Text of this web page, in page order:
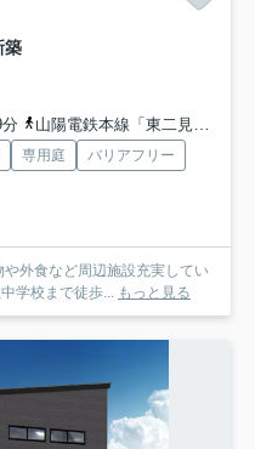
築
山陽電鉄本線「東二見」駅 徒歩39分
専用庭
バリアフリー
外食など周辺施設充実してい
学校まで徒歩... もっと見る